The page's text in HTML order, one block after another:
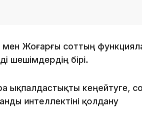
мен Жоғарғы соттың
шешімдердің бірі.
ықпалдастықты кеңейтуге,
интеллектіні қолдану